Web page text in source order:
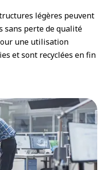
légères peuvent
sans perte de qualité
une utilisation
et sont recyclées en fin